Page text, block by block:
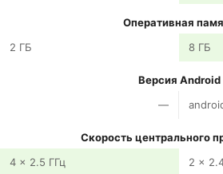
Оперативная
2 ГБ
8 ГБ
Версия Android
—
Скорость центрального
4 x 2.5 ГГц
2 x